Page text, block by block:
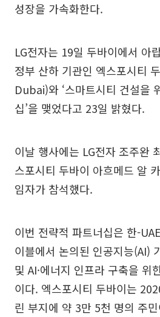
성장을 가속화한다.
LG전자는 19일 두바이에서 아
정부 산하 기관인 엑스포시티
Dubai)와 ‘스마트시티 건설을
십’을 맺었다고 23일 밝혔다.
이날 행사에는 LG전자 조주완
스포시티 두바이 아흐메드 알
임자가 참석했다.
이번 전략적 파트너십은 한-
이블에서 논의된 인공지능(AI)
및 AI·에너지 인프라 구축을 위
이다. 엑스포시티 두바이는
린 부지에 약 3만 5천 명의 주